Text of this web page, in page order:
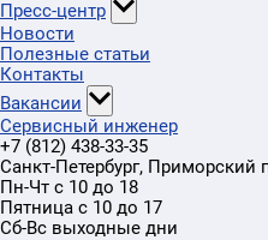
Пресс-центр
Новости
Полезные статьи
Контакты
Вакансии
Сервисный инженер
+7 (812) 438-33-35
Санкт-Петербург, Приморский
Пн-Чт с 10 до 18
Пятница с 10 до 17
Сб-Вс выходные дни